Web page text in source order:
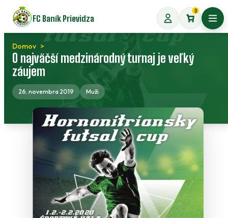
Preskočiť
na
obsah
FC Baník Prievidza
0
Domov
O najväčší medzinárodný turnaj je veľký
záujem
26. novembra 2019 Muži